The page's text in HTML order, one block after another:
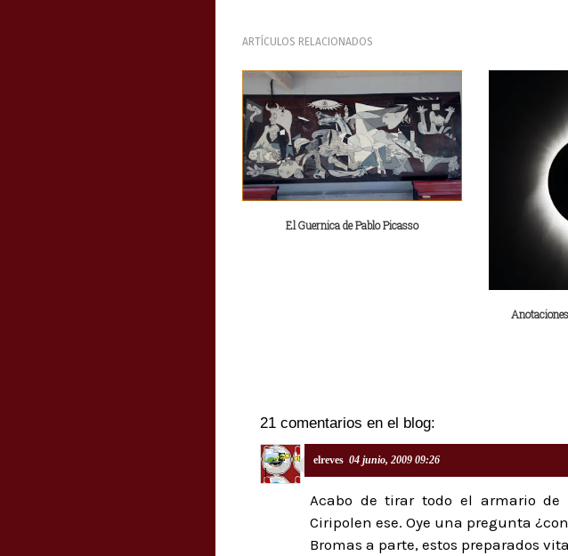
ARTÍCULOS RELACIONADOS
El Guernica de Pablo Picasso
21 comentarios en el blog:
elreves 04 junio, 2009 09:26
Acabo de tirar todo el armario
Ciripolen ese. Oye una pregunta
Bromas a parte, estos preparados